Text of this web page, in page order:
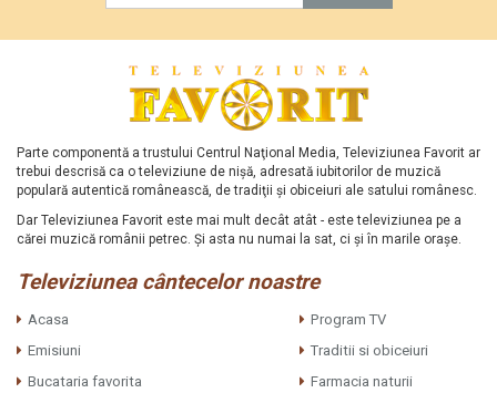
Parte componentă a trustului Centrul Naţional Media, Televiziunea Favorit ar
trebui descrisă ca o televiziune de nişă, adresată iubitorilor de muzică
populară autentică românească, de tradiţii şi obiceiuri ale satului românesc.
Dar Televiziunea Favorit este mai mult decât atât - este televiziunea pe a
cărei muzică românii petrec. Şi asta nu numai la sat, ci şi în marile oraşe.
Televiziunea cântecelor noastre
Acasa
Program TV
Emisiuni
Traditii si obiceiuri
Bucataria favorita
Farmacia naturii